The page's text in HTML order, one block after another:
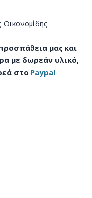
Οικονομίδης
μας και
με δωρεάν υλικό,
στο Paypal